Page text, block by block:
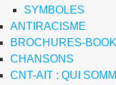
SYMBOLES
ANTIRACISME
BROCHURES-
CHANSONS
CNT-AIT : QUI